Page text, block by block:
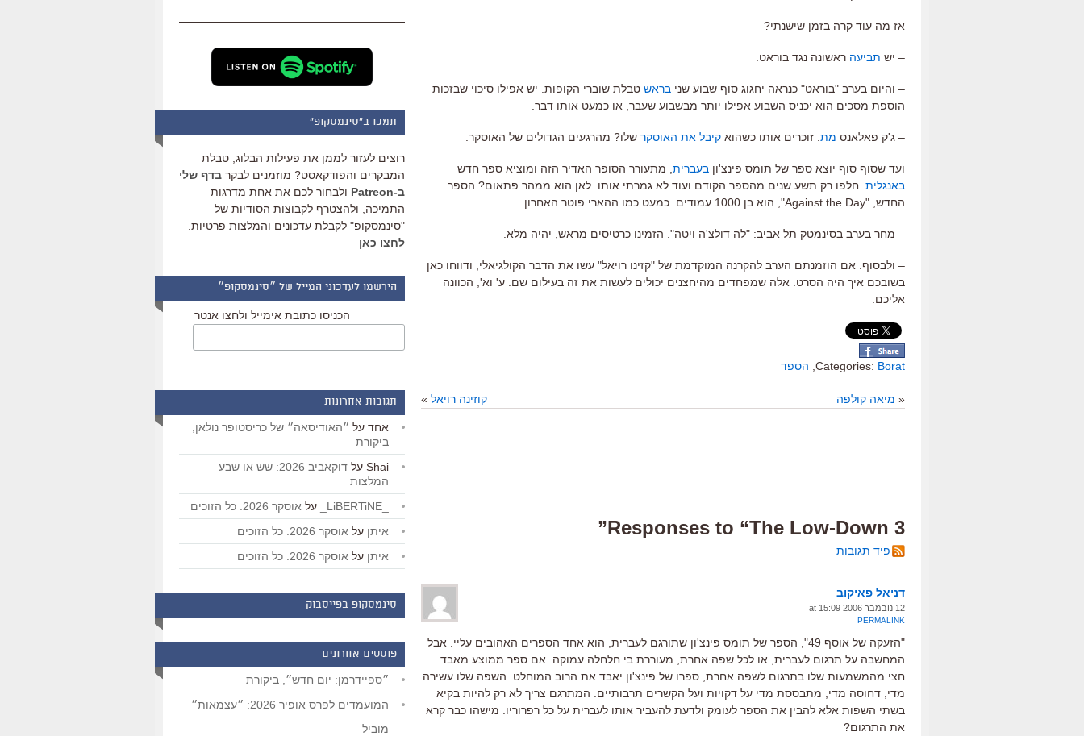
אז מה עוד קרה בזמן שישנתי?
– יש תביעה ראשונה נגד בוראט.
– והיום בערב "בוראט" כנראה יחגוג סוף שבוע שני בראש טבלת שוברי הקופות. יש אפילו סיכוי שבזכות
הוספת מסכים הוא יכניס השבוע אפילו יותר מבשבוע שעבר, או כמעט אותו דבר.
– ג'ק פאלאנס מת . זוכרים אותו כשהוא קיבל את האוסקר שלו? מהרגעים הגדולים של האוסקר.
ועד שסוף סוף יוצא ספר של תומס פינצ'ון בעברית , מתעורר הסופר האדיר הזה ומוציא ספר חדש
באנגלית . חלפו רק תשע שנים מהספר הקודם ועוד לא גמרתי אותו. לאן הוא ממהר פתאום? הספר
החדש, "Against the Day", הוא בן 1000 עמודים. כמעט כמו ההארי פוטר האחרון.
– מחר בערב בסינמטק תל אביב: "לה דולצ'ה ויטה". הזמינו כרטיסים מראש, יהיה מלא.
– ולבסוף: אם הוזמנתם הערב להקרנה המוקדמת של "קזינו רויאל" עשו את הדבר הקולגיאלי, ודווחו כאן
בשובכם איך היה הסרט. אלה שמפחדים מהיחצנים יכולים לעשות את זה בעילום שם. ע' וא', הכוונה
אליכם.
Categories: Borat הספד
« מיאה קולפה קוזינה רויאל »
3 Responses to “The Low-Down”
פיד תגובות
דניאל פאיקוב
12 נובמבר 2006 at 15:09
PERMALINK
"הזעקה של אוסף 49", הספר של תומס פינצ'ון שתורגם לעברית, הוא אחד הספרים האהובים עליי. אבל
המחשבה על תרגום לעברית, או לכל שפה אחרת, מעוררת בי חלחלה עמוקה. אם ספר ממוצע מאבד
חצי מהמשמעות שלו בתרגום לשפה אחרת, ספרו של פינצ'ון יאבד את הרוב המוחלט. השפה שלו עשירה
מדי, דחוסה מדי, מתבססת מדי על דקויות ועל הקשרים תרבותיים. המתרגם צריך לא רק להיות בקיא
בשתי השפות אלא להבין את הספר לעומק ולדעת להעביר אותו לעברית על כל רפרוריו. מישהו כבר קרא
את התרגום?
שמע.
תמכו ב"סינמסקופ"
רוצים לעזור לממן את פעילות הבלוג, טבלת
המבקרים והפודקאסט? מוזמנים לבקר בדף שלי
ב-Patreon
ולבחור לכם את אחת מדרגות
התמיכה, ולהצטרף לקבוצות הסודיות של
"סינמסקופ" לקבלת עדכונים והמלצות פרטיות.
לחצו כאן
הירשמו לעדכוני המייל של ״סינמסקופ״
הכניסו כתובת אימייל ולחצו אנטר
תגובות אחרונות
אחד על ״האודיסאה״ של כריסטופר נולאן,
ביקורת
Shai על
דוקאביב 2026: שש או שבע
המלצות
על אוסקר 2026: כל הזוכים
איתן על אוסקר 2026: כל הזוכים
איתן על אוסקר 2026: כל הזוכים
סינמסקופ בפייסבוק
פוסטים אחרונים
״ספיידרמן: יום חדש״, ביקורת
המועמדים לפרס אופיר 2026: ״עצמאות״
מוביל